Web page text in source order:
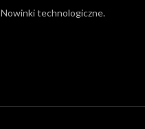
Nowinki technologiczne.